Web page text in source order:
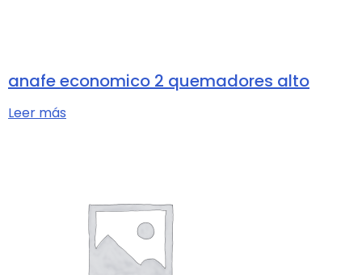
anafe economico 2 quemadores alto
Leer más